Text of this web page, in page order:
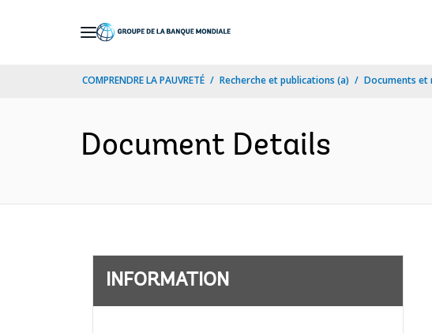
COMPRENDRE LA PAUVRETÉ Recherche et publications (a) Documents et
Document Details
INFORMATION